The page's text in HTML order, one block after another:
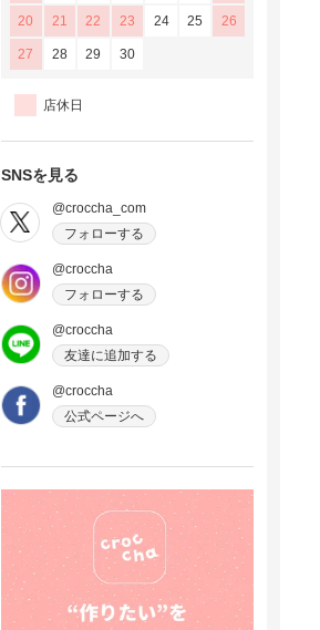
20 21 22 23 24 25 26
27 28 29 30
店休日
SNSを見る
@croccha_com
フォローする
@croccha
フォローする
@croccha
友達に追加する
@croccha
公式ページへ